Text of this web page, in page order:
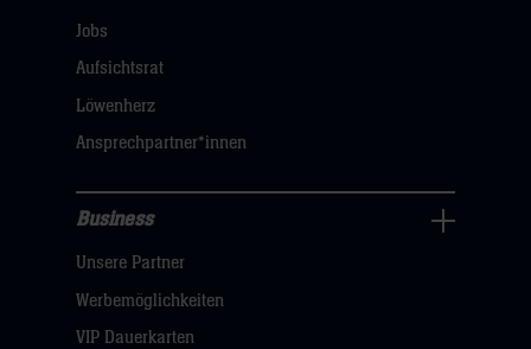
öffnen,
dann
hier
Jobs
Aufsichtsrat
Löwenherz
Ansprechpartner*innen
Navigation
öffnen,
dann
Business
Unsere Partner
Werbemöglichkeiten
VIP Dauerkarten